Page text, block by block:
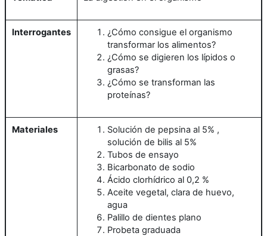
Interrogantes
¿Cómo consigue el organismo
transformar los alimentos?
¿Cómo se digieren los lípidos o
grasas?
¿Cómo se transforman las
proteínas?
Materiales
Solución de pepsina al 5% ,
solución de bilis al 5%
Tubos de ensayo
Bicarbonato de sodio
Ácido clorhídrico al 0,2 %
Aceite vegetal, clara de huevo,
agua
Palillo de dientes plano
Probeta graduada